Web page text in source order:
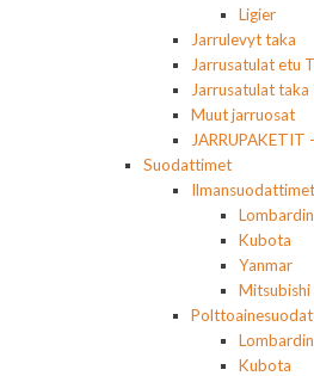
Ligier
Jarrulevyt taka
Jarrusatulat etu
Jarrusatulat taka
Muut jarruosat
JARRUPAKETIT
Suodattimet
Ilmansuodattimet
Kubota
Yanmar
Mitsubishi
Kubota